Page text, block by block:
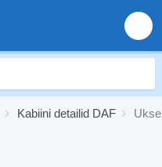
Kabiini detailid DAF